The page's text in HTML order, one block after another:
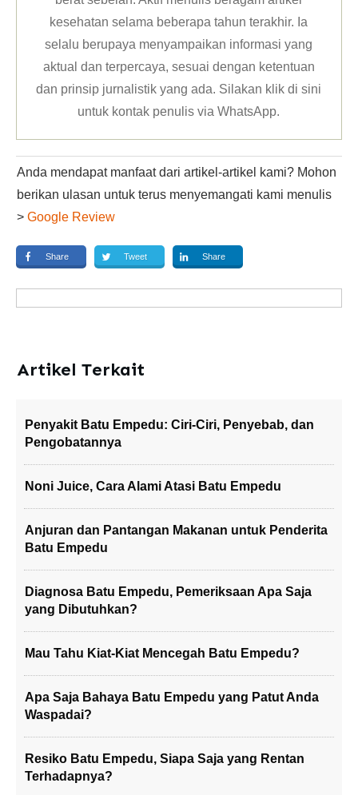
kesehatan selama beberapa tahun terakhir. Ia
selalu berupaya menyampaikan informasi yang
aktual dan terpercaya, sesuai dengan ketentuan
dan prinsip jurnalistik yang ada. Silakan klikdi sini
untuk kontak penulis via WhatsApp.
Anda mendapat manfaat dari artikel-artikel kami? Mohon
berikan ulasan untuk terus menyemangati kami menulis
> Google Review
Share Tweet Share
Artikel Terkait
Penyakit Batu Empedu: Ciri-Ciri, Penyebab, dan
Pengobatannya
Noni Juice, Cara Alami Atasi Batu Empedu
Anjuran dan Pantangan Makanan untuk Penderita
Batu Empedu
Diagnosa Batu Empedu, Pemeriksaan Apa Saja
yang Dibutuhkan?
Mau Tahu Kiat-Kiat Mencegah Batu Empedu?
Apa Saja Bahaya Batu Empedu yang Patut Anda
Waspadai?
Resiko Batu Empedu, Siapa Saja yang Rentan
Terhadapnya?